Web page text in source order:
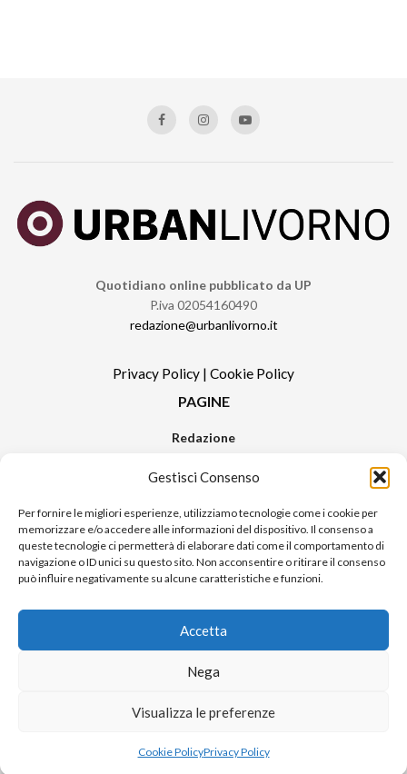
Gestisci Consenso
Per fornire le migliori esperienze, utilizziamo tecnologie come i cookie per
memorizzare e/o accedere alle informazioni del dispositivo. Il consenso a
queste tecnologie ci permetterà di elaborare dati come il comportamento di
navigazione o ID unici su questo sito. Non acconsentire o ritirare il consenso
può influire negativamente su alcune caratteristiche e funzioni.
Accetta
Nega
Visualizza le preferenze
Cookie PolicyPrivacy Policy
Quotidiano online pubblicato da UP
P.iva 02054160490
redazione@urbanlivorno.it
Privacy Policy | Cookie Policy
PAGINE
Redazione
Pubblicità
Sitemap
RUBRICHE
Notizie in Primo Piano
Urban Video
Livorno FAQs
© 2024 UP di Poggianti Simona | Urban Livorno è una testata giornalistica
iscritta al numero n. 09/2018 del Registro Stampa del Tribunale di Livorno